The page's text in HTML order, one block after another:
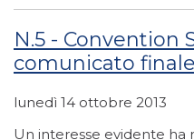
N.5 - Convention
comunicato finale
lunedì 14 ottobre 2013
Un interesse evidente ha